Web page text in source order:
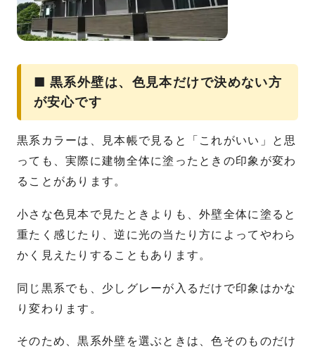
■ 黒系外壁は、色見本だけで決めない方
が安心です
黒系カラーは、見本帳で見ると「これがいい」と思
っても、実際に建物全体に塗ったときの印象が変わ
ることがあります。
小さな色見本で見たときよりも、外壁全体に塗ると
重たく感じたり、逆に光の当たり方によってやわら
かく見えたりすることもあります。
同じ黒系でも、少しグレーが入るだけで印象はかな
り変わります。
そのため、黒系外壁を選ぶときは、色そのものだけ